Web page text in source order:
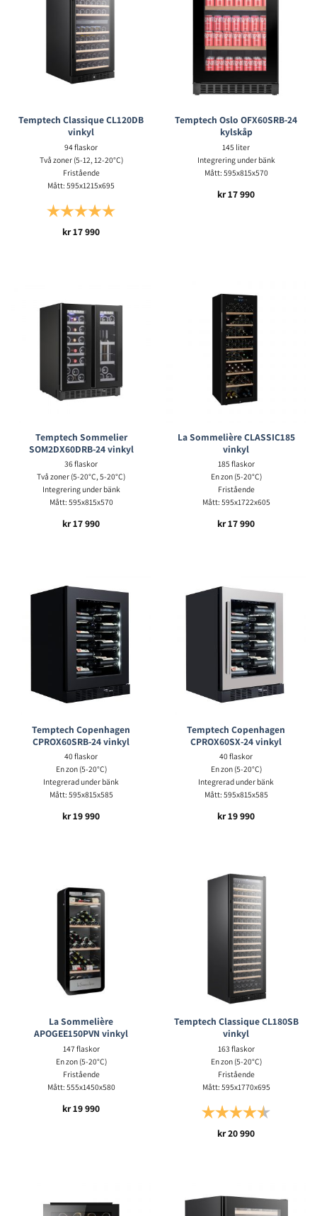
Temptech Classique CL120DB
vinkyl
94 flaskor
Två zoner (5-12, 12-20°C)
Fristående
Mått: 595x1215x695
Betyg:
kr17 990
Temptech Oslo OFX60SRB-24
kylskåp
145 liter
Integrering under bänk
Mått: 595x815x570
kr17 990
Temptech Sommelier
SOM2DX60DRB-24 vinkyl
36 flaskor
Två zoner (5-20°C, 5-20°C)
Integrering under bänk
Mått: 595x815x570
kr17 990
La Sommelière CLASSIC185
vinkyl
185 flaskor
En zon (5-20°C)
Fristående
Mått: 595x1722x605
kr17 990
Temptech Copenhagen
CPROX60SRB-24 vinkyl
40 flaskor
En zon (5-20°C)
Integrerad under bänk
Mått: 595x815x585
kr19 990
Temptech Copenhagen
CPROX60SX-24 vinkyl
40 flaskor
En zon (5-20°C)
Integrerad under bänk
Mått: 595x815x585
kr19 990
La Sommelière
APOGEE150PVN vinkyl
147 flaskor
En zon (5-20°C)
Fristående
Mått: 555x1450x580
kr19 990
Temptech Classique CL180SB
vinkyl
163 flaskor
En zon (5-20°C)
Fristående
Mått: 595x1770x695
Betyg:
kr20 990